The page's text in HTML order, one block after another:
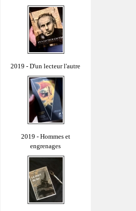
2019 - D'un lecteur l'autre
2019 - Hommes et
engrenages